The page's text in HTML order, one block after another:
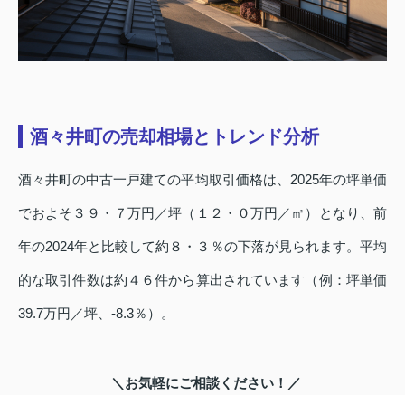
酒々井町の売却相場とトレンド分析
酒々井町の中古一戸建ての平均取引価格は、2025年の坪単価
でおよそ３９・７万円／坪（１２・０万円／㎡）となり、前
年の2024年と比較して約８・３％の下落が見られます。平均
的な取引件数は約４６件から算出されています（例：坪単価
39.7万円／坪、‐8.3％）。
＼お気軽にご相談ください！／